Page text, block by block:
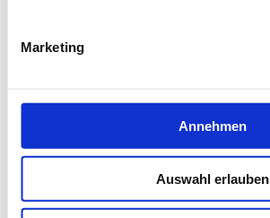
Marketing
Annehmen
Auswahl erlauben
Adresse
Diakonie-Klinikum Stuttgart